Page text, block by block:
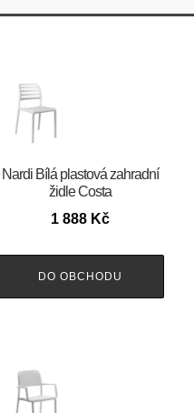
Nardi Bílá plastová zahradní
židle Costa
1 888 Kč
DO OBCHODU